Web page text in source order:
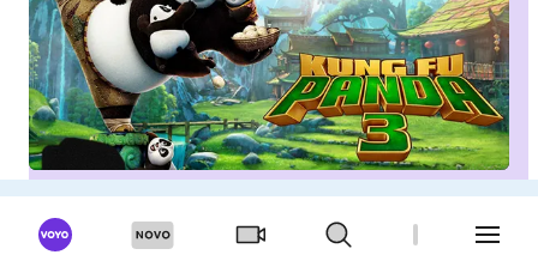
Kung fu panda 3
Sommerdahlovi umori